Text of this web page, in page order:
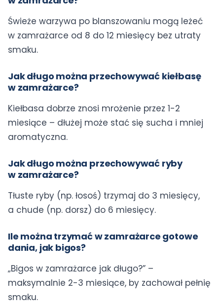
Świeże warzywa po blanszowaniu mogą leżeć
w zamrażarce od 8 do 12 miesięcy bez utraty
smaku.
Jak długo można przechowywać kiełbasę
w zamrażarce?
Kiełbasa dobrze znosi mrożenie przez 1-2
miesiące – dłużej może stać się sucha i mniej
aromatyczna.
Jak długo można przechowywać ryby
w zamrażarce?
Tłuste ryby (np. łosoś) trzymaj do 3 miesięcy,
a chude (np. dorsz) do 6 miesięcy.
Ile można trzymać w zamrażarce gotowe
dania, jak bigos?
„Bigos w zamrażarce jak długo?” –
maksymalnie 2-3 miesiące, by zachował pełnię
smaku.